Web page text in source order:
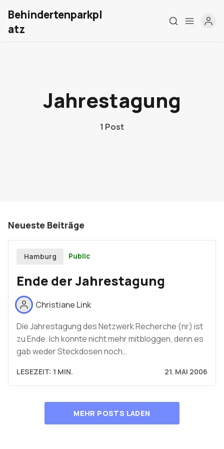
Meine Firma
London Barrierefrei
Behindertenparkpl
atz
Jahrestagung
1 Post
Neueste Beiträge
Hamburg Public
Ende der Jahrestagung
Christiane Link
Die Jahrestagung des Netzwerk Recherche (nr) ist
zu Ende. Ich konnte nicht mehr mitbloggen, denn es
gab weder Steckdosen noch…
LESEZEIT: 1 MIN. 21. MAI 2006
MEHR POSTS LADEN